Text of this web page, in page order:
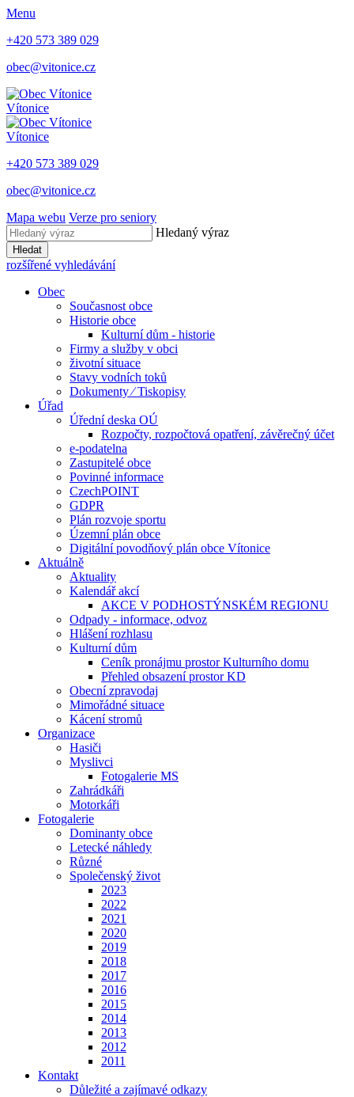
Menu
+420 573 389 029
obec@vitonice.cz
Vítonice
Vítonice
+420 573 389 029
obec@vitonice.cz
Mapa webu Verze pro seniory
Hledaný výraz
Hledat
rozšířené vyhledávání
Obec
Současnost obce
Historie obce
Kulturní dům - historie
Firmy a služby v obci
životní situace
Stavy vodních toků
Dokumenty ⁄ Tiskopisy
Úřad
Úřední deska OÚ
Rozpočty, rozpočtová opatření, závěrečný účet
e-podatelna
Zastupitelé obce
Povinné informace
CzechPOINT
GDPR
Plán rozvoje sportu
Územní plán obce
Digitální povodňový plán obce Vítonice
Aktuálně
Aktuality
Kalendář akcí
AKCE V PODHOSTÝNSKÉM REGIONU
Odpady - informace, odvoz
Hlášení rozhlasu
Kulturní dům
Ceník pronájmu prostor Kulturního domu
Přehled obsazení prostor KD
Obecní zpravodaj
Mimořádné situace
Kácení stromů
Organizace
Hasiči
Myslivci
Fotogalerie MS
Zahrádkáři
Motorkáři
Fotogalerie
Dominanty obce
Letecké náhledy
Různé
Společenský život
2023
2022
2021
2020
2019
2018
2017
2016
2015
2014
2013
2012
2011
Kontakt
Důležité a zajímavé odkazy